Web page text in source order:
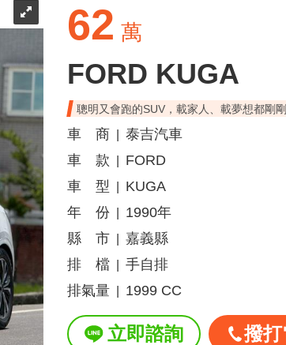
62 萬
FORD KUGA
聰明又會跑的SUV，載家人、載夢想都剛剛
車 商
泰吉汽車
車 款
FORD
車 型
KUGA
年 份
1990年
縣 市
嘉義縣
排 檔
手自排
排氣量
1999 CC
立即諮詢 撥